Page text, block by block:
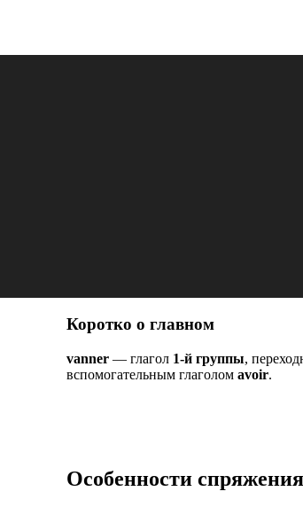
Коротко о главном
vanner — глагол 1-й группы,
вспомогательным глаголом avoir.
Особенности спряжения